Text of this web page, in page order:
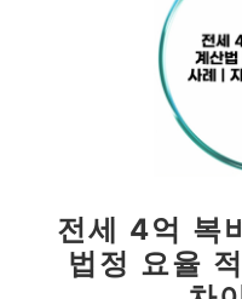
전세 4억 복
법정 요율